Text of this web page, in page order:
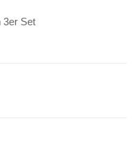
3er Set